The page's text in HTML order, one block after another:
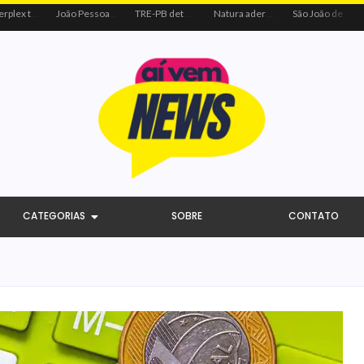
Centerplex traz o combo mais aguardado dos oceanos para estreia de Moana TRE-PB determina remoção de vídeo de Cícero por uso indevido de programa público Natura adere à coalizão do Código de Defesa e Inclusão do Consumidor Negro
CATEGORIAS SOBRE CONTATO